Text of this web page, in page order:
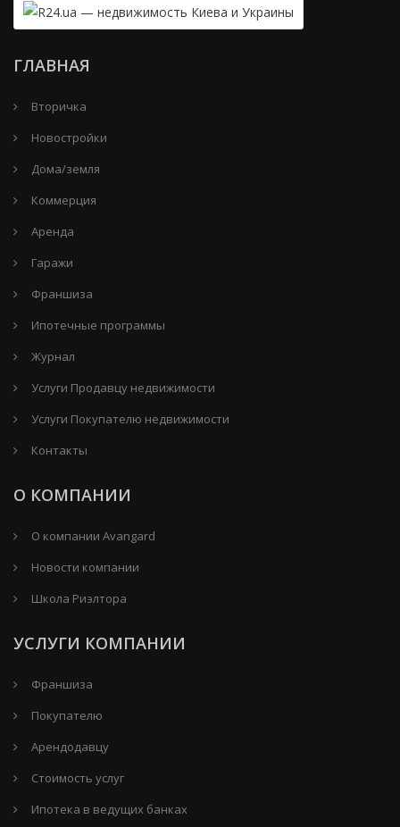
ГЛАВНАЯ
Вторичка
Новостройки
Дома/земля
Коммерция
Аренда
Гаражи
Франшиза
Ипотечные программы
Журнал
Услуги Продавцу недвижимости
Услуги Покупателю недвижимости
Контакты
О КОМПАНИИ
О компании Avangard
Новости компании
Школа Риэлтора
УСЛУГИ КОМПАНИИ
Франшиза
Покупателю
Арендодавцу
Стоимость услуг
Ипотека в ведущих банках